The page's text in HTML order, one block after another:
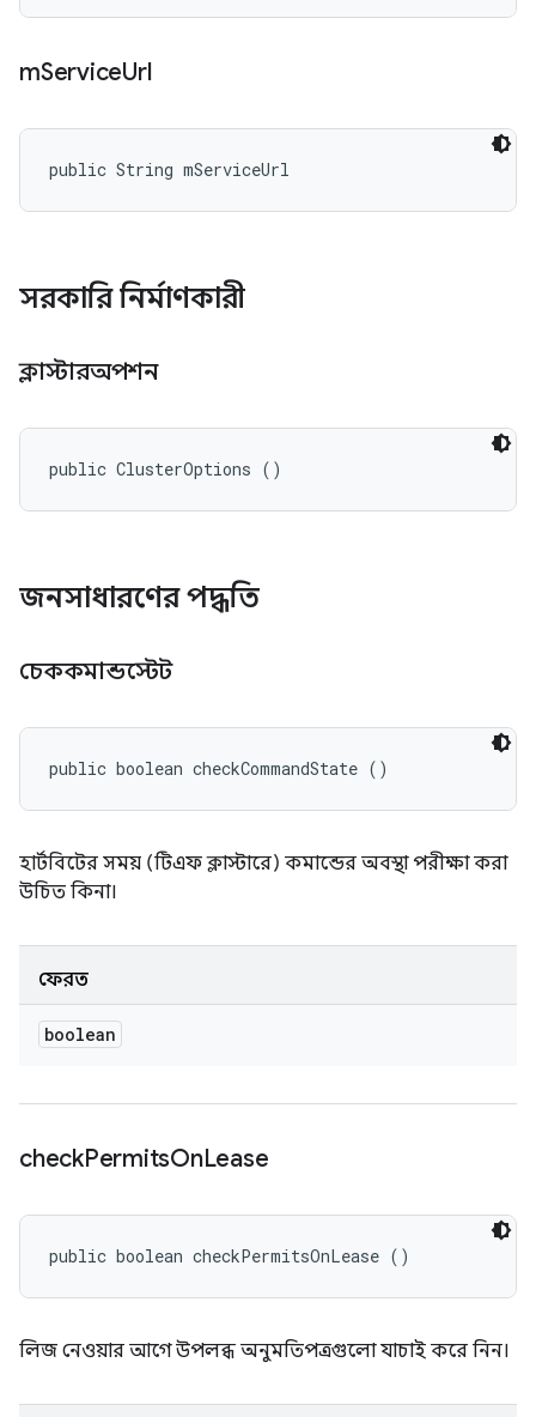
mServiceUrl
public String mServiceUrl
সরকারি নির্মাণকারী
ক্লাস্টারঅপশন
public ClusterOptions ()
জনসাধারণের পদ্ধতি
চেককমান্ডস্টেট
public boolean checkCommandState ()
হার্টবিটের সময় (টিএফ ক্লাস্টারে) কমান্ডের অবস্থা পরীক্ষা করা
উচিত কিনা।
ফেরত
boolean
checkPermitsOnLease
public boolean checkPermitsOnLease ()
লিজ নেওয়ার আগে উপলব্ধ অনুমতিপত্রগুলো যাচাই করে নিন।